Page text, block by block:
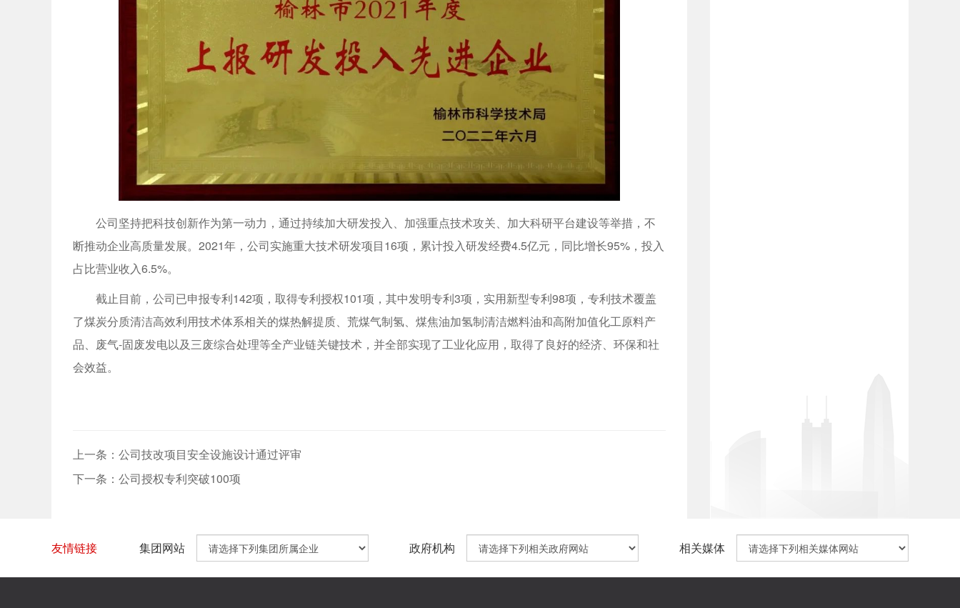
公司坚持把科技创新作为第一动力，通过持续加大研发投入、加强重点技术攻关、加大科研平台建设等举措，不
断推动企业高质量发展。2021年，公司实施重大技术研发项目16项，累计投入研发经费4.5亿元，同比增长95%，投入
占比营业收入6.5%。
截止目前，公司已申报专利142项，取得专利授权101项，其中发明专利3项，实用新型专利98项，专利技术覆盖
了煤炭分质清洁高效利用技术体系相关的煤热解提质、荒煤气制氢、煤焦油加氢制清洁燃料油和高附加值化工原料产
品、废气-固废发电以及三废综合处理等全产业链关键技术，并全部实现了工业化应用，取得了良好的经济、环保和社
会效益。
上一条：公司技改项目安全设施设计通过评审
下一条：公司授权专利突破100项
友情链接 集团网站 政府机构 相关媒体